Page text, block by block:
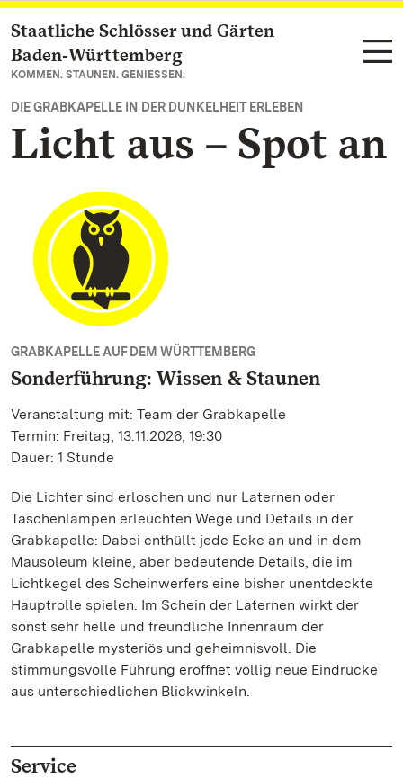
Zum Hauptinhalt springen
Staatliche Schlösser und Gärten
Baden‑Württemberg
KOMMEN. STAUNEN. GENIESSEN.
DIE GRABKAPELLE IN DER DUNKELHEIT ERLEBEN
Licht aus – Spot an
GRABKAPELLE AUF DEM WÜRTTEMBERG
Sonderführung: Wissen & Staunen
Veranstaltung mit: Team der Grabkapelle
Termin: Freitag, 13.11.2026, 19:30
Dauer: 1 Stunde
Die Lichter sind erloschen und nur Laternen oder
Taschenlampen erleuchten Wege und Details in der
Grabkapelle: Dabei enthüllt jede Ecke an und in dem
Mausoleum kleine, aber bedeutende Details, die im
Lichtkegel des Scheinwerfers eine bisher unentdeckte
Hauptrolle spielen. Im Schein der Laternen wirkt der
sonst sehr helle und freundliche Innenraum der
Grabkapelle mysteriös und geheimnisvoll. Die
stimmungsvolle Führung eröffnet völlig neue Eindrücke
aus unterschiedlichen Blickwinkeln.
Service